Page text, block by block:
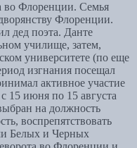
во Флоренции. Семья
Флоренции.
дед поэта. Данте
училище, затем,
университете (по еще
изгнания посещал
активное участие
15 июня по 15 августа
на должность
воспрепятствовать
Белых и Черных